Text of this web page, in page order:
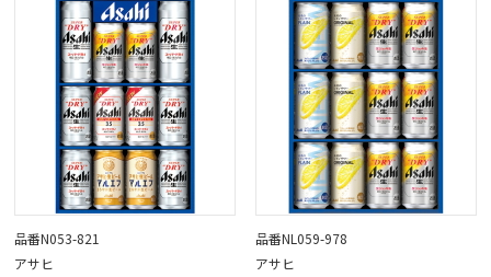
品番N053-821
アサヒ
品番NL059-978
アサヒ